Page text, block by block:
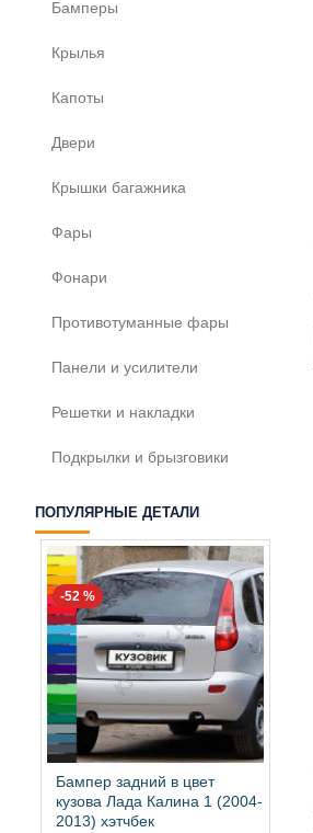
Бамперы
Крылья
Капоты
Двери
Крышки багажника
Фары
Фонари
Противотуманные фары
Панели и усилители
Решетки и накладки
Подкрылки и брызговики
ПОПУЛЯРНЫЕ ДЕТАЛИ
-52 %
Бампер задний в цвет
кузова Лада Калина 1 (2004-
2013) хэтчбек